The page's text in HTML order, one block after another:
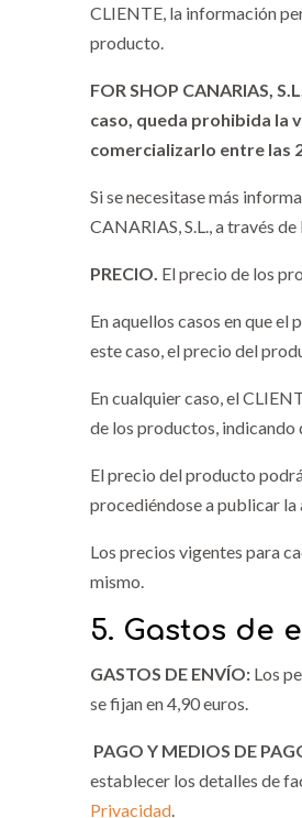
CLIENTE, la información
producto.
FOR SHOP CANARIAS,
caso, queda prohibida la
comercializarlo entre las
Si se necesitase más
CANARIAS, S.L., a través
PRECIO. El precio de los
En aquellos casos en que
este caso, el precio del
En cualquier caso, el
de los productos, indicando
El precio del producto
procediéndose a publicar
Los precios vigentes para
mismo.
5. Gastos de
GASTOS DE ENVÍO: Los
se fijan en 4,90 euros.
PAGO Y MEDIOS DE
establecer los detalles de
Privacidad.